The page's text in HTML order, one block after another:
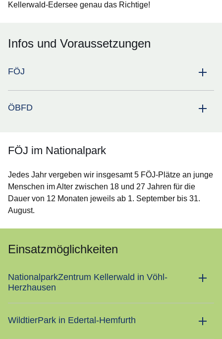
Kellerwald-Edersee genau das Richtige!
Infos und Voraussetzungen
FÖJ
ÖBFD
FÖJ im Nationalpark
Jedes Jahr vergeben wir insgesamt 5 FÖJ-Plätze an junge
Menschen im Alter zwischen 18 und 27 Jahren für die
Dauer von 12 Monaten jeweils ab 1. September bis 31.
August.
Einsatzmöglichkeiten
NationalparkZentrum Kellerwald in Vöhl-
Herzhausen
WildtierPark in Edertal-Hemfurth